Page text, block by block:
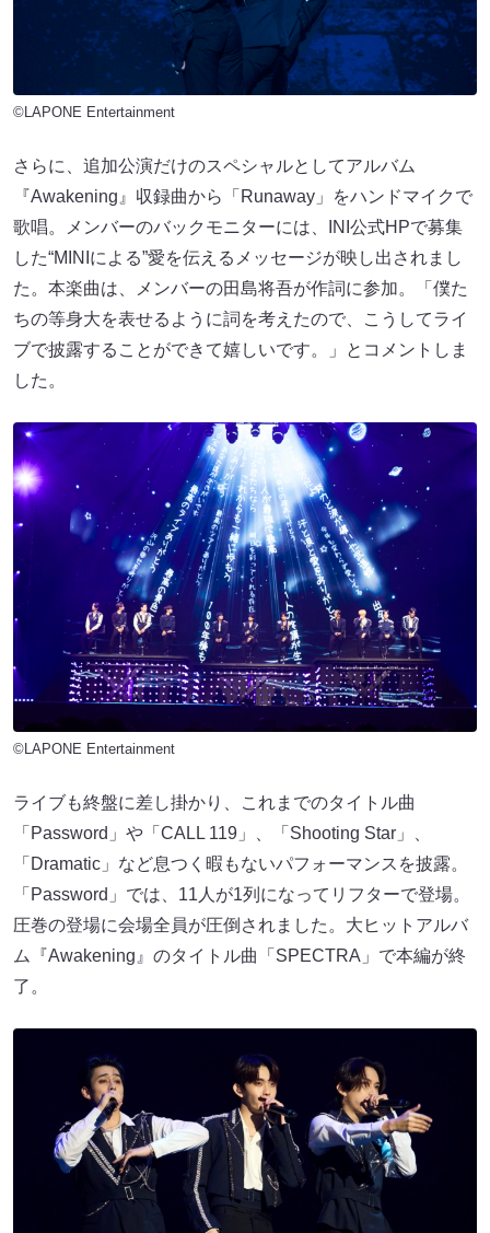
©LAPONE Entertainment
さらに、追加公演だけのスペシャルとしてアルバム
『Awakening』収録曲から「Runaway」をハンドマイクで
歌唱。メンバーのバックモニターには、INI公式HPで募集
した“MINIによる”愛を伝えるメッセージが映し出されまし
た。本楽曲は、メンバーの田島将吾が作詞に参加。「僕た
ちの等身大を表せるように詞を考えたので、こうしてライ
ブで披露することができて嬉しいです。」とコメントしま
した。
©LAPONE Entertainment
ライブも終盤に差し掛かり、これまでのタイトル曲
「Password」や「CALL 119」、「Shooting Star」、
「Dramatic」など息つく暇もないパフォーマンスを披露。
「Password」では、11人が1列になってリフターで登場。
圧巻の登場に会場全員が圧倒されました。大ヒットアルバ
ム『Awakening』のタイトル曲「SPECTRA」で本編が終
了。